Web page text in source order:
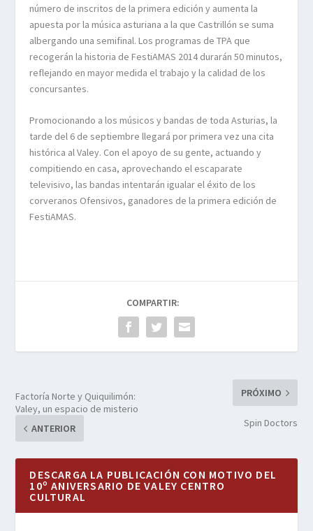
número de inscritos de la primera edición y aumenta la
apuesta por la música asturiana a la que Castrillón se suma
albergando una semifinal. Los programas de TPA que
recogerán la historia de FestiAMAS 2014 durarán 50 minutos,
reflejando en mayor medida el trabajo y la calidad de los
concursantes.
Promocionando a los músicos y bandas de toda Asturias, la
tarde del 6 de septiembre llegará por primera vez una cita
histórica al Valey. Con el apoyo de su gente, actuando y
compitiendo en casa, aprovechando el escaparate
televisivo, las bandas intentarán igualar el éxito de los
corveranos Ofensivos, ganadores de la primera edición de
FestiAMAS.
COMPARTIR:
Factoría Norte y Quiquilimón:
Valey, un espacio de misterio
ANTERIOR
PRÓXIMO
Spin Doctors
DESCARGA LA PUBLICACIÓN CON MOTIVO DEL
10º ANIVERSARIO DE VALEY CENTRO
CULTURAL